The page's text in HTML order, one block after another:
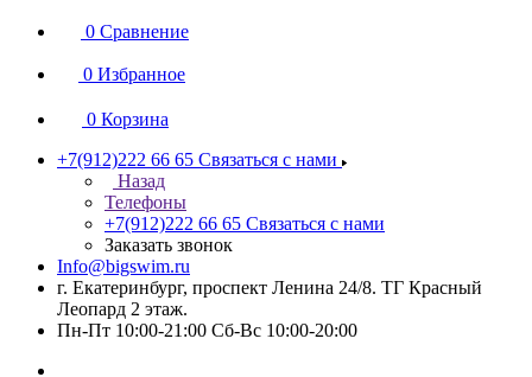
0 Сравнение
0 Избранное
0 Корзина
+7(912)222 66 65 Связаться с нами
Назад
Телефоны
+7(912)222 66 65 Связаться с нами
Заказать звонок
Info@bigswim.ru
г. Екатеринбург, проспект Ленина 24/8. ТГ Красный
Леопард 2 этаж.
Пн-Пт 10:00-21:00 Сб-Вс 10:00-20:00